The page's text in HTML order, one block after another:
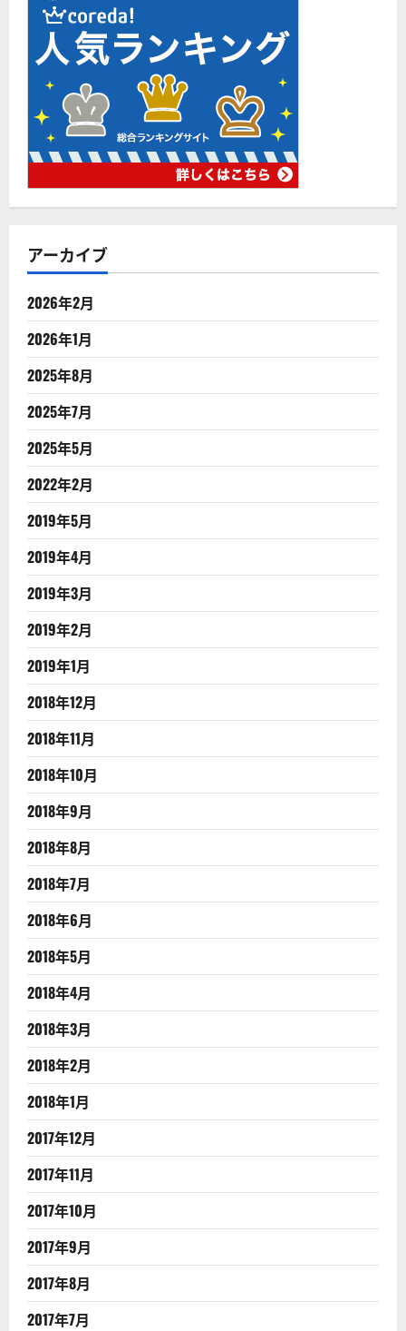
アーカイブ
2026年2月
2026年1月
2025年8月
2025年7月
2025年5月
2022年2月
2019年5月
2019年4月
2019年3月
2019年2月
2019年1月
2018年12月
2018年11月
2018年10月
2018年9月
2018年8月
2018年7月
2018年6月
2018年5月
2018年4月
2018年3月
2018年2月
2018年1月
2017年12月
2017年11月
2017年10月
2017年9月
2017年8月
2017年7月